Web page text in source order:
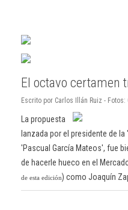
El octavo certamen
Escrito por Carlos Illán Ruiz -
La propuesta
lanzada por el presidente de
'Pascual García Mateos', fue
de hacerle hueco en el
de esta edición) como Joaquín